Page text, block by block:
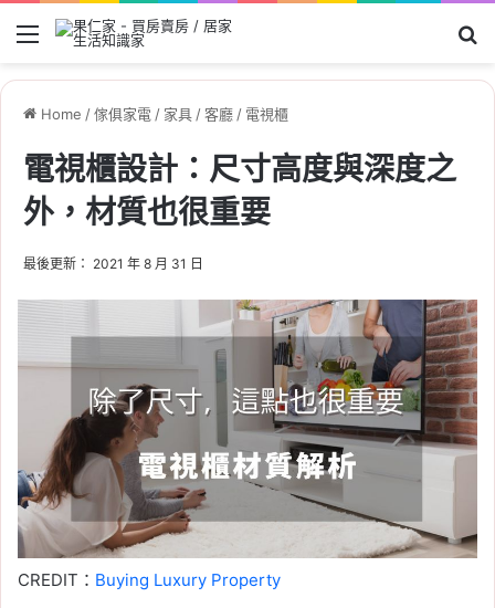
Menu
Home /傢俱家電 / 家具 /客廳 / 電視櫃
電視櫃設計：尺寸高度與深度之
外，材質也很重要
最後更新： 2021 年 8 月 31 日
CREDIT： Buying Luxury Property